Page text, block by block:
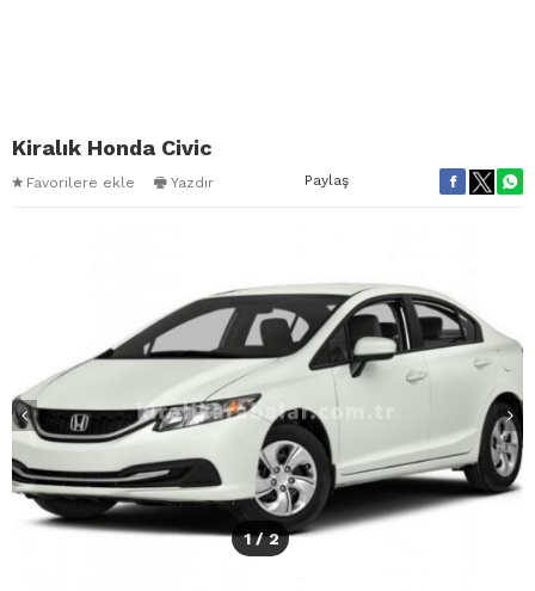
Kiralık Honda Civic
Favorilere ekle Yazdır Paylaş
1/ 2